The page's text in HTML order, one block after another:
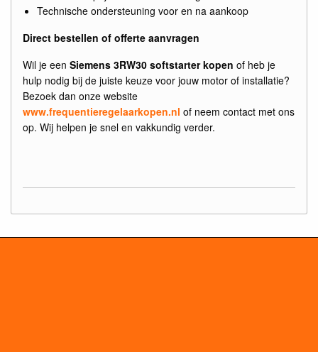
Technische ondersteuning voor en na aankoop
Direct bestellen of offerte aanvragen
Wil je een Siemens 3RW30 softstarter kopen of heb je
hulp nodig bij de juiste keuze voor jouw motor of installatie?
Bezoek dan onze website
www.frequentieregelaarkopen.nl of neem contact met ons
op. Wij helpen je snel en vakkundig verder.